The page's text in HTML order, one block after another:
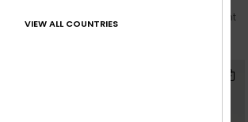
Women Black Long Sleeve Front
Zip Springsuit
VIEW ALL COUNTRIES